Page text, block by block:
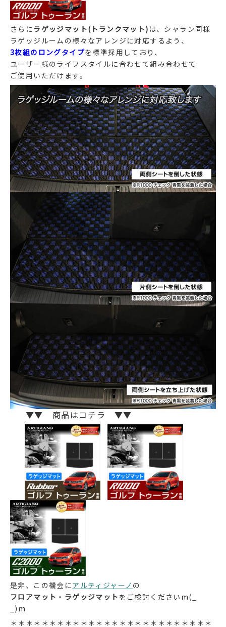
さらにラゲッジマット(トランクマット) は、シャラン同様
ラゲッジルームの様々なアレンジに対応するよう、
3枚組のロングタイプを標準採用しており、
ユーザー様のライフスタイルに合わせて組み合わせて
ご使用いただけます。
▼▼ 商品はコチラ ▼▼
是非、この機会にアルティジャーノ の
フロアマット ・ ラゲッジマット をご検討くださいm(_
_)m
＊＊＊＊＊＊＊＊＊＊＊＊＊＊＊＊＊＊＊＊＊＊＊＊＊＊